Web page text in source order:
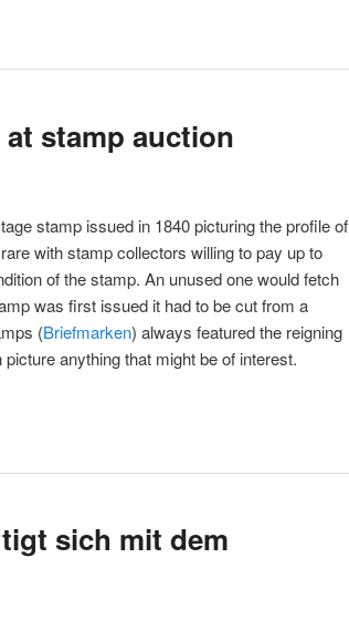
stamp auction
stamp issued in 1840 picturing the profile of
with stamp collectors willing to pay up to
of the stamp. An unused one would fetch
was first issued it had to be cut from a
(Briefmarken) always featured the reigning
anything that might be of interest.
sich mit dem